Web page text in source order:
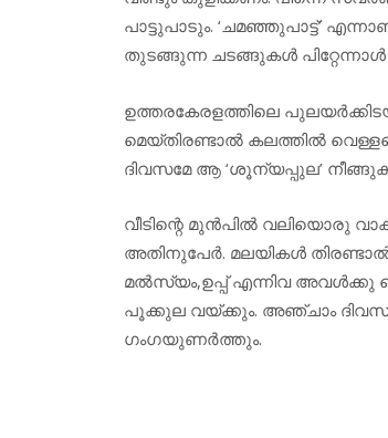
പാട്ടുപാടും. ‘ചമഞ്ഞുപാട്ട്’
തുടങ്ങുന്ന ചടങ്ങുകള്‍
ഉത്തരകേരളത്തിലെ
മെയ്തിരണ്ടാല്‍ കലത്തില്‍
ദിവസമേ ആ ‘ശൂന്യപ്പുല’
വീടിന്റെ മുന്‍പില്‍ വലിയൊരു
അതിനുപേര്‍. മലയികള്‍
മല്‍സ്യം,ഉപ്പ് എന്നിവ അവള്‍ക്കു
പൂക്കുല വയ്ക്കും. അഞ്ചാം
ഗംഗയുണര്‍ത്തും.